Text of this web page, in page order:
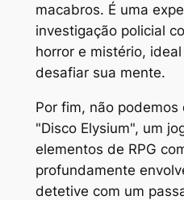
macabros. É uma
investigação policial
horror e mistério,
desafiar sua mente.
Por fim, não
"Disco Elysium", um
elementos de RPG
profundamente
detetive com um